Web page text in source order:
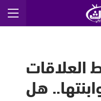
العلاقات
هل